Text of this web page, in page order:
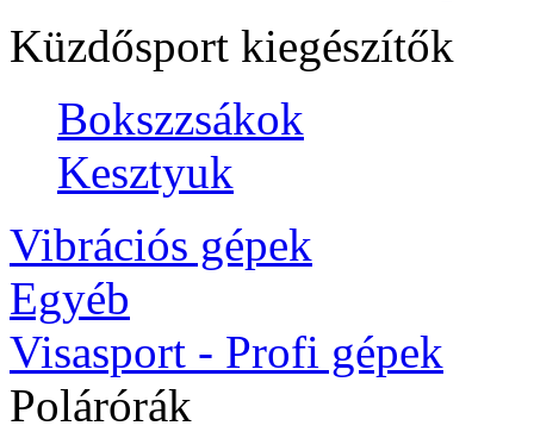
Küzdősport kiegészítők
Bokszzsákok
Kesztyuk
Vibrációs gépek
Egyéb
Visasport - Profi gépek
Polárórák